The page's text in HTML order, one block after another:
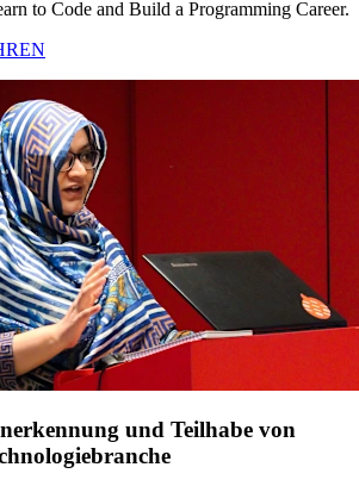
to Code and Build a Programming Career.
und Teilhabe von